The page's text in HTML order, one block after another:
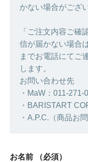
かない場合がござ
「ご注文内容ご確
信が届かない場合
までお電話にてご
します。
お問い合わせ先
・MaW：011-271-
・BARISTART
・A.P.C.（商品お
お名前 （必須）